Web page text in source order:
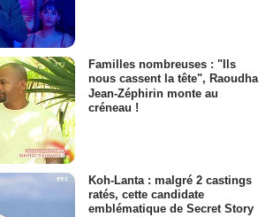
Familles nombreuses : "Ils
nous cassent la tête", Raoudha
Jean-Zéphirin monte au
créneau !
Koh-Lanta : malgré 2 castings
ratés, cette candidate
emblématique de Secret Story